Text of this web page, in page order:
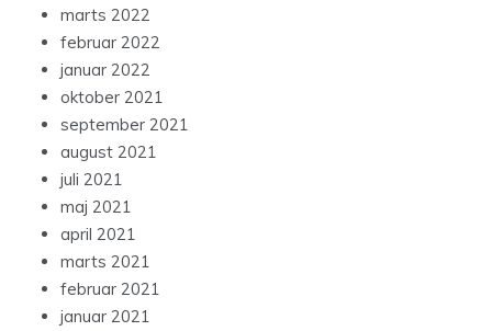
marts 2022
februar 2022
januar 2022
oktober 2021
september 2021
august 2021
juli 2021
maj 2021
april 2021
marts 2021
februar 2021
januar 2021